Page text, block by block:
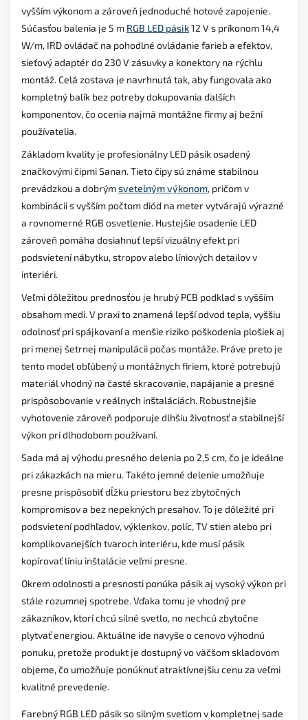
vyšším výkonom a zároveň jednoduché hotové zapojenie.
Súčasťou balenia je 5 m RGB LED pásik12 V s príkonom 14,4
W/m, IRD ovládač na pohodlné ovládanie farieb a efektov,
sieťový adaptér do 230 V zásuvky a konektory na rýchlu
montáž. Celá zostava je navrhnutá tak, aby fungovala ako
kompletný balík bez potreby dokupovania ďalších
komponentov, čo ocenia najmä montážne firmy aj bežní
používatelia.
Základom kvality je profesionálny LED pásik osadený
značkovými čipmi Sanan. Tieto čipy sú známe stabilnou
prevádzkou a dobrýmsvetelným výkonom, pričom v
kombinácii s vyšším počtom diód na meter vytvárajú výrazné
a rovnomerné RGB osvetlenie. Hustejšie osadenie LED
zároveň pomáha dosiahnuť lepší vizuálny efekt pri
podsvietení nábytku, stropov alebo líniových detailov v
interiéri.
Veľmi dôležitou prednosťou je hrubý PCB podklad s vyšším
obsahom medi. V praxi to znamená lepší odvod tepla, vyššiu
odolnosť pri spájkovaní a menšie riziko poškodenia plošiek aj
pri menej šetrnej manipulácii počas montáže. Práve preto je
tento model obľúbený u montážnych firiem, ktoré potrebujú
materiál vhodný na časté skracovanie, napájanie a presné
prispôsobovanie v reálnych inštaláciách. Robustnejšie
vyhotovenie zároveň podporuje dlhšiu životnosť a stabilnejší
výkon pri dlhodobom používaní.
Sada má aj výhodu presného delenia po 2,5 cm, čo je ideálne
pri zákazkách na mieru. Takéto jemné delenie umožňuje
presne prispôsobiť dĺžku priestoru bez zbytočných
kompromisov a bez nepekných presahov. To je dôležité pri
podsvietení podhľadov, výklenkov, políc, TV stien alebo pri
komplikovanejších tvaroch interiéru, kde musí pásik
kopírovať líniu inštalácie veľmi presne.
Okrem odolnosti a presnosti ponúka pásik aj vysoký výkon pri
stále rozumnej spotrebe. Vďaka tomu je vhodný pre
zákazníkov, ktorí chcú silné svetlo, no nechcú zbytočne
plytvať energiou. Aktuálne ide navyše o cenovo výhodnú
ponuku, pretože produkt je dostupný vo väčšom skladovom
objeme, čo umožňuje ponúknuť atraktívnejšiu cenu za veľmi
kvalitné prevedenie.
Farebný RGB LED pásik so silným svetlom v kompletnej sade